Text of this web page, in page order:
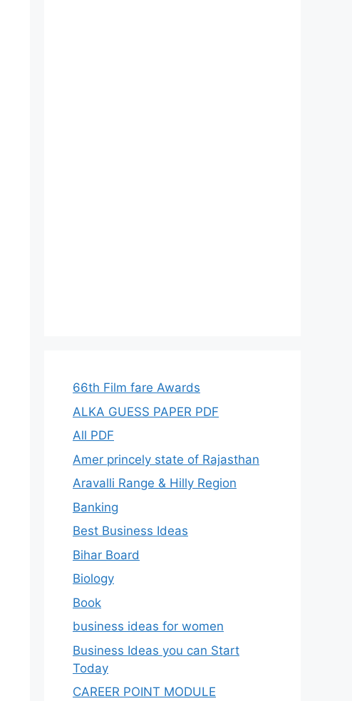
66th Film fare Awards
ALKA GUESS PAPER PDF
All PDF
Amer princely state of Rajasthan
Aravalli Range & Hilly Region
Banking
Best Business Ideas
Bihar Board
Biology
Book
business ideas for women
Business Ideas you can Start
Today
CAREER POINT MODULE